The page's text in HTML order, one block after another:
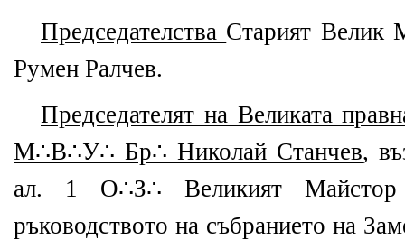
Председателства Старият
Румен Ралчев.
Председателят на Великата
М∴В∴У∴ Бр∴ Николай Станчев,
ал. 1 О∴З∴ Великият Майстор
ръководството на събранието на